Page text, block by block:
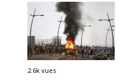
2.6k vues